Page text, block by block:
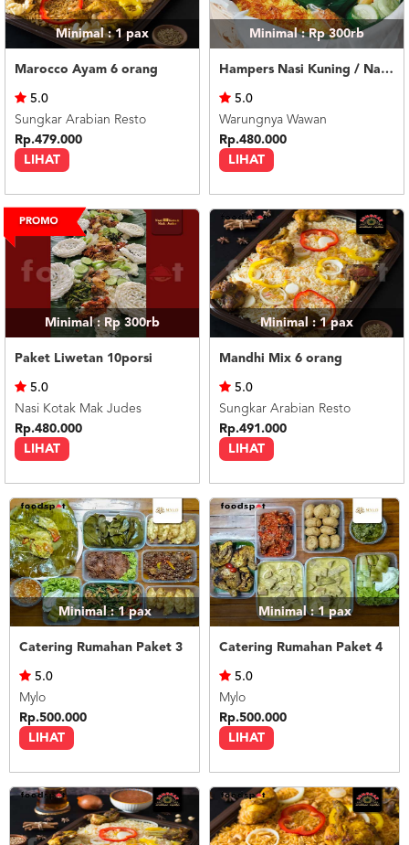
Minimal : 1pax
Marocco Ayam 6 orang
LIHAT
5.0
Sungkar Arabian Resto
Rp.479.000
Minimal : Rp 300rb
Hampers Nasi Kuning / Nasi Liwet (Rantangan)
LIHAT
5.0
Warungnya Wawan
Rp.480.000
Minimal : Rp 300rb
Paket Liwetan 10porsi
LIHAT
5.0
Nasi Kotak Mak Judes
Rp.480.000
Minimal : 1pax
Mandhi Mix 6 orang
LIHAT
5.0
Sungkar Arabian Resto
Rp.491.000
Minimal : 1pax
Catering Rumahan Paket 3
LIHAT
5.0
Mylo
Rp.500.000
Minimal : 1pax
Catering Rumahan Paket 4
LIHAT
5.0
Mylo
Rp.500.000